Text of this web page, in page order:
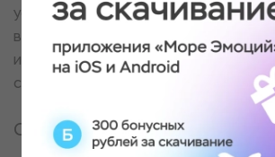
успешную регистрацию.
в любой момент прекратить
информационных бюллетеней
соответствующим сервисом в
Ссылки